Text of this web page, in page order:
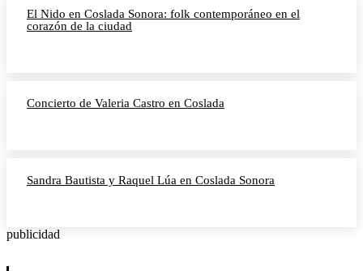
El Nido en Coslada Sonora: folk contemporáneo en el
corazón de la ciudad
Concierto de Valeria Castro en Coslada
Sandra Bautista y Raquel Lúa en Coslada Sonora
publicidad